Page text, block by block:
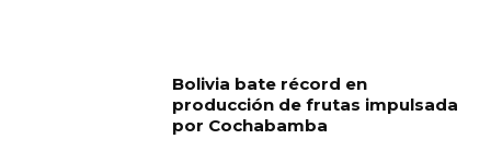
Bolivia bate récord en
producción de frutas impulsada
por Cochabamba